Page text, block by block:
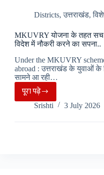
2
लोग
घायल,
इलाके
में
दहशत
का
माहौल…
Districts,उत्तराखंड,
MKUVRY योजना के तहत सच
विदेश में नौकरी करने का सपना..
Under the MKUVRY
abroad : उत्तराखंड के युवाओं के
सामने आ रही…
पूरा पढ़ेMKUVRY
योजना
के
Srishti 3 July 2026